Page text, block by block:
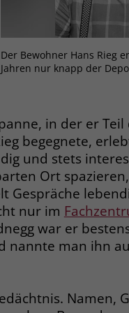
Der Bewohner Hans Rieg
Jahren nur knapp der
in der er Teil
begegnete,
und stets
Ort
Gespräche
nur im
war er
nannte man ihn
Namen,
Benutzers bei allen
späteren Besuchen
werden, mit
verknüpft
dieses Cookie, um die
zu speichern
Sitzungsaufzeichnung